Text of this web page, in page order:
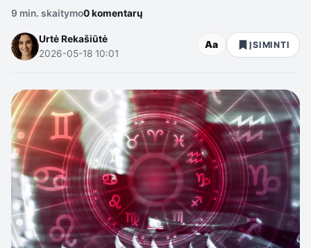
9 min. skaitymo0 komentarų
Urtė Rekašiūtė
2026-05-18 10:01
Aa ĮSIMINTI